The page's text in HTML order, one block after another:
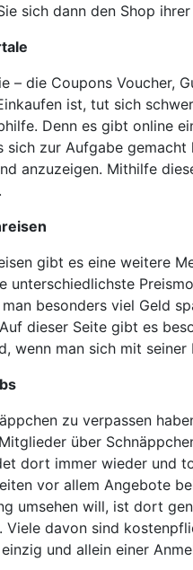
sich dann den Shop
– die Coupons Voucher,
ist, tut sich
Denn es gibt online
sich zur Aufgabe
anzuzeigen. Mithilfe
gibt es eine weitere
unterschiedlichste
besonders viel Geld
dieser Seite gibt es
wenn man sich mit
zu verpassen
über
dort immer wieder und
vor allem Angebote
umsehen will, ist dort
Viele davon sind
und allein einer